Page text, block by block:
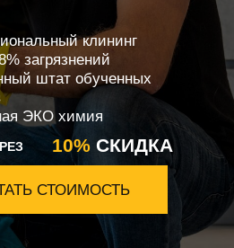
СТОИМОСТЬ
клининг
загрязнений
штат обученных
ЭКО химия
10% СКИДКА